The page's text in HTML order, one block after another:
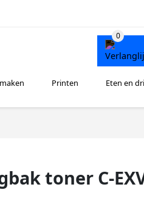
Printen Eten en
toner C-